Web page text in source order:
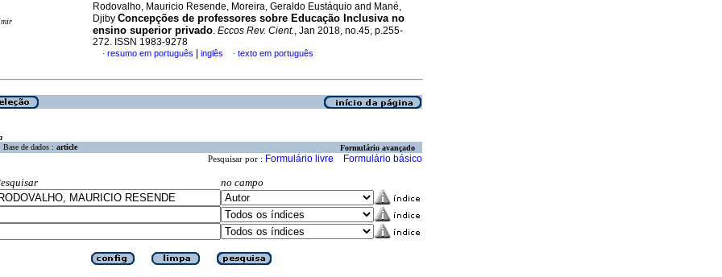
Rodovalho, Mauricio Resende, Moreira, Geraldo Eustáquio and Mané,
Djiby Concepções de professores sobre Educação Inclusiva no
ensino superior privado. Eccos Rev. Cient., Jan 2018, no.45, p.255-
272. ISSN 1983-9278
· resumo em português inglês · texto em português
Base de dados : article Formulário avançado
Pesquisar por : Formulário livre Formulário básico
no campo